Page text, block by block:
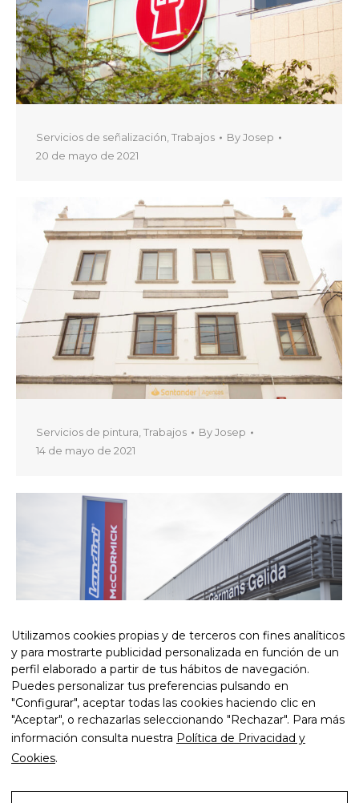
Servicios de señalización,Trabajos ByJosep
20 de mayo de 2021
Servicios de pintura,Trabajos ByJosep
14 de mayo de 2021
Servicios de señalización ,Trabajos ByJosep
7 de mayo de 2021
Utilizamos cookies propias y de terceros con fines analíticos
y para mostrarte publicidad personalizada en función de un
perfil elaborado a partir de tus hábitos de navegación.
Puedes personalizar tus preferencias pulsando en
"Configurar", aceptar todas las cookies haciendo clic en
"Aceptar", o rechazarlas seleccionando "Rechazar". Para más
información consulta nuestra Política de Privacidad y
Cookies.